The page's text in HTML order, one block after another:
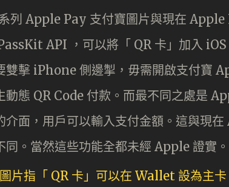
列 Apple Pay 支付寶圖片與現在 Apple
API ，可以將「 QR 卡」加入
雙擊 iPhone 側邊掣，毋需開啟支付寶
動態 QR Code 付款。而最不同之處是
介面，用戶可以輸入支付金額。這與現
同。當然這些功能全都未經 Apple 證實。